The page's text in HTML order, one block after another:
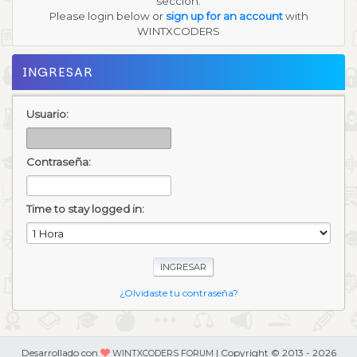
Please login below or sign up for an accountwith
WINTXCODERS
INGRESAR
Usuario:
Contraseña:
Time to stay logged in:
¿Olvidaste tu contraseña?
Desarrollado con WINTXCODERS FORUM | Copyright © 2013 - 2026